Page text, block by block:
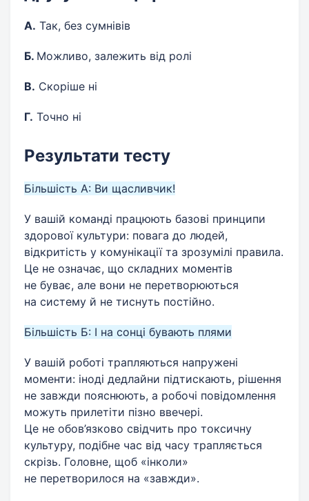
А. Так, без сумнівів
Б. Можливо, залежить від ролі
В. Скоріше ні
Г. Точно ні
Результати тесту
Більшість А: Ви щасливчик!
У вашій команді працюють базові принципи
здорової культури: повага до людей,
відкритість у комунікації та зрозумілі правила.
Це не означає, що складних моментів
не буває, але вони не перетворюються
на систему й не тиснуть постійно.
Більшість Б: І на сонці бувають плями
У вашій роботі трапляються напружені
моменти: іноді дедлайни підтискають, рішення
не завжди пояснюють, а робочі повідомлення
можуть прилетіти пізно ввечері.
Це не обов’язково свідчить про токсичну
культуру, подібне час від часу трапляється
скрізь. Головне, щоб «інколи»
не перетворилося на «завжди».